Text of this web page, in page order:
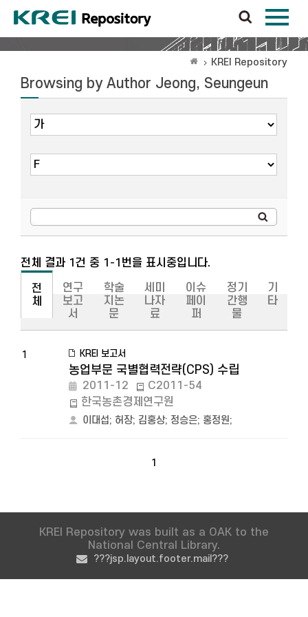
KREI Repository
Browsing by Author Jeong, Seungeun
전체 결과 1건 중 1-1번을 표시중입니다.
전
체
연구
보고
서
학술
지논
문
세미
나자
료
이슈
페이
퍼
정기
간행
물
기
타
1 KREI 보고서
농업부문 국별협력전략(CPS) 수립
2011-12
C2011-54
한국농촌경제연구원
이대섭; 허장; 김홍상; 정승은; 홍정원;
1
KREI Repository was built as a OAK to the
National Central Library.
???jsp.layout.footer.mail???